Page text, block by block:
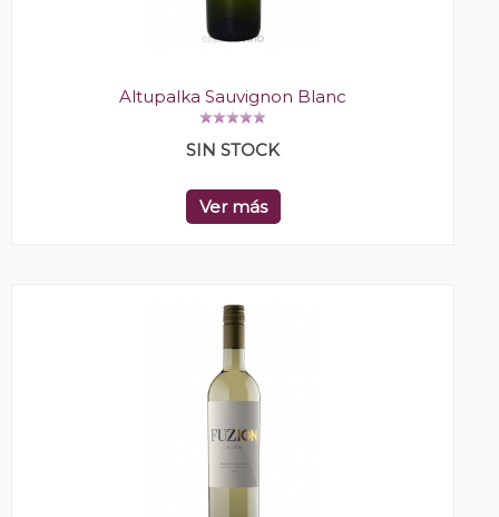
Altupalka Sauvignon Blanc
SIN STOCK
Ver más